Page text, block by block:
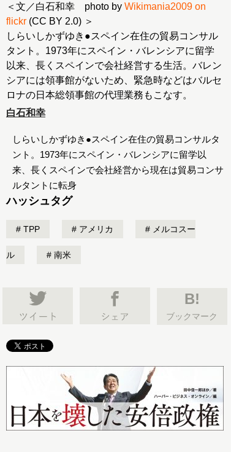
＜文／白石和幸 photo by Wikimania2009 on
flickr (CC BY 2.0) ＞
しらいしかずゆき●スペイン在住の貿易コンサル
タント。1973年にスペイン・バレンシアに留学
以来、長くスペインで会社経営する生活。バレン
シアには領事館がないため、緊急時などはバルセ
ロナの日本総領事館の代理業務もこなす。
白石和幸
しらいしかずゆき●スペイン在住の貿易コンサルタ
ント。1973年にスペイン・バレンシアに留学以
来、長くスペインで会社経営から現在は貿易コンサ
ルタントに転身
ハッシュタグ
TPP アメリカ メルコスー
ル 南米
B!
ブックマーク